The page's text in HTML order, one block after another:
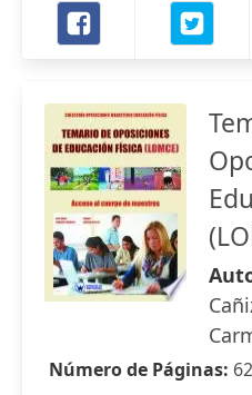
Número de Páginas: